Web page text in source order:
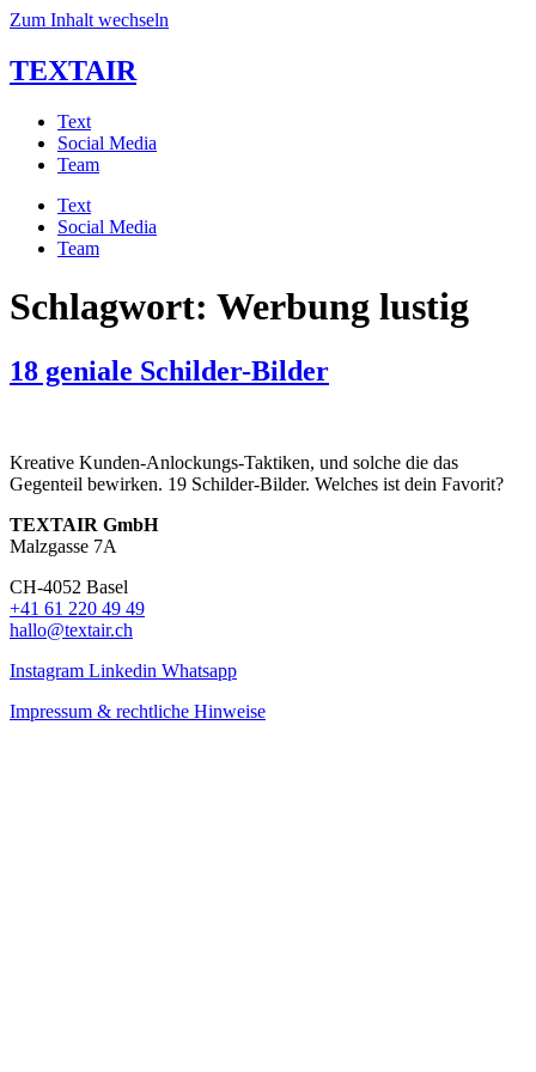
Zum Inhalt wechseln
TEXTAIR
Text
Social Media
Team
Text
Social Media
Team
Schlagwort: Werbung lustig
18 geniale Schilder-Bilder
Kreative Kunden-Anlockungs-Taktiken, und solche die das
Gegenteil bewirken. 19 Schilder-Bilder. Welches ist dein Favorit?
TEXTAIR GmbH
Malzgasse 7A
CH-4052 Basel
+41 61 220 49 49
hallo@textair.ch
Instagram Linkedin Whatsapp
Impressum & rechtliche Hinweise